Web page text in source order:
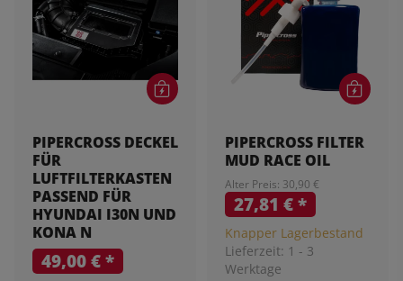
PIPERCROSS DECKEL
FÜR
LUFTFILTERKASTEN
PASSEND FÜR
HYUNDAI I30N UND
KONA N
49,00 €*
PIPERCROSS FILTER
MUD RACE OIL
Alter Preis: 30,90 €
27,81 €*
Knapper Lagerbestand
Lieferzeit: 1 - 3
Werktage